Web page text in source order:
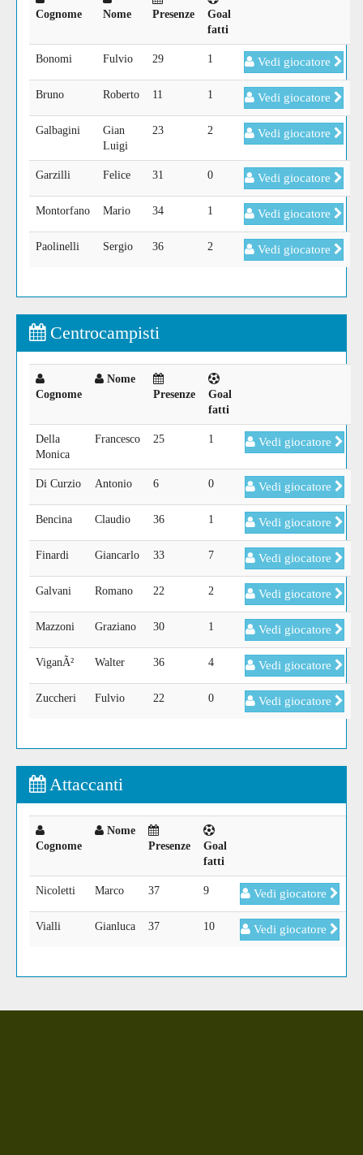
Cognome Nome Presenze
Goal
fatti
Bonomi Fulvio 29 1 Vedi giocatore
Bruno Roberto 11 1 Vedi giocatore
Galbagini
Gian
Luigi
23 2 Vedi giocatore
Garzilli Felice 31 0 Vedi giocatore
Montorfano Mario 34 1 Vedi giocatore
Paolinelli Sergio 36 2 Vedi giocatore
Centrocampisti
Cognome
Nome
Presenze
Goal
fatti
Della
Monica
Francesco 25 1 Vedi giocatore
Di Curzio Antonio 6 0 Vedi giocatore
Bencina Claudio 36 1 Vedi giocatore
Finardi Giancarlo 33 7 Vedi giocatore
Galvani Romano 22 2 Vedi giocatore
Mazzoni Graziano 30 1 Vedi giocatore
ViganÃ² Walter 36 4 Vedi giocatore
Zuccheri Fulvio 22 0 Vedi giocatore
Attaccanti
Cognome
Nome
Presenze
Goal
fatti
Nicoletti Marco 37 9 Vedi giocatore
Vialli Gianluca 37 10 Vedi giocatore